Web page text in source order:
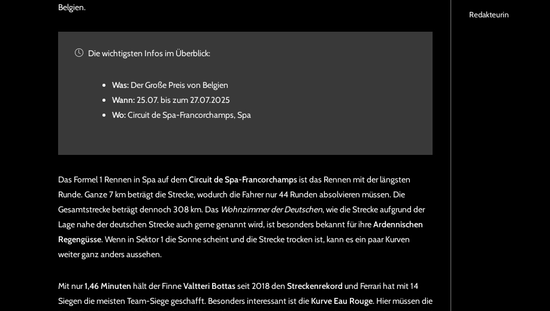
Belgien.
Die wichtigsten Infos im Überblick:
Was: Der Große Preis von Belgien
Wann:25.07. bis zum 27.07.2025
Wo:Circuit de Spa-Francorchamps, Spa
Das Formel 1 Rennen in Spa auf demCircuit de Spa-Francorchampsist das Rennen mit der längsten
Runde. Ganze 7 km beträgt die Strecke, wodurch die Fahrer nur 44 Runden absolvieren müssen. Die
Gesamtstrecke beträgt dennoch 308 km. Das Wohnzimmer der Deutschen, wie die Strecke aufgrund der
Lage nahe der deutschen Strecke auch gerne genannt wird, ist besonders bekannt für ihreArdennischen
Regengüsse. Wenn in Sektor 1 die Sonne scheint und die Strecke trocken ist, kann es ein paar Kurven
weiter ganz anders aussehen.
Mit nur1,46 Minuten hält der FinneValtteri Bottasseit 2018 den Streckenrekordund Ferrari hat mit 14
Siegen die meisten Team-Siege geschafft. Besonders interessant ist die Kurve Eau Rouge. Hier müssen die
Redakteurin